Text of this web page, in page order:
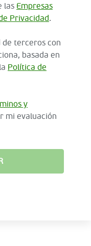
las Empresas
Privacidad.
terceros con
basada en
Política de
y
mi evaluación